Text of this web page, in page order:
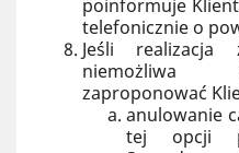
poinformuje
telefonicznie o
Jeśli realizacja
niemożliwa
zaproponować
anulowanie
tej opcji